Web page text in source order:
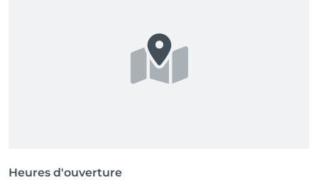
Heures d'ouverture